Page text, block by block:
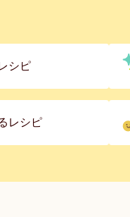
シピ
レシピ